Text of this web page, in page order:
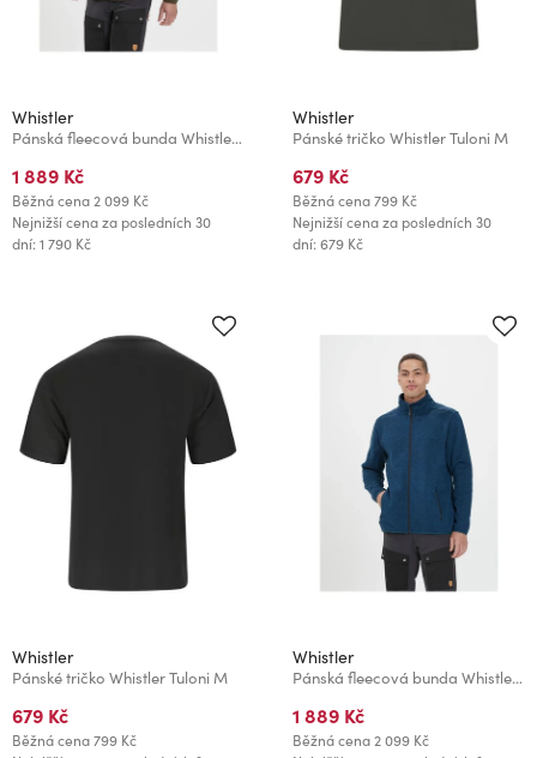
Whistler
Pánská fleecová bunda Whistler Pareman
1 889 Kč
Běžná cena2 099 Kč
Nejnižší cena za posledních 30
dní: 1 790 Kč
Whistler
Pánské tričko Whistler Tuloni M
679 Kč
Běžná cena799 Kč
Nejnižší cena za posledních 30
dní: 679 Kč
Whistler
Pánské tričko Whistler Tuloni M
679 Kč
Běžná cena799 Kč
Whistler
Pánská fleecová bunda Whistler Pareman
1 889 Kč
Běžná cena2 099 Kč